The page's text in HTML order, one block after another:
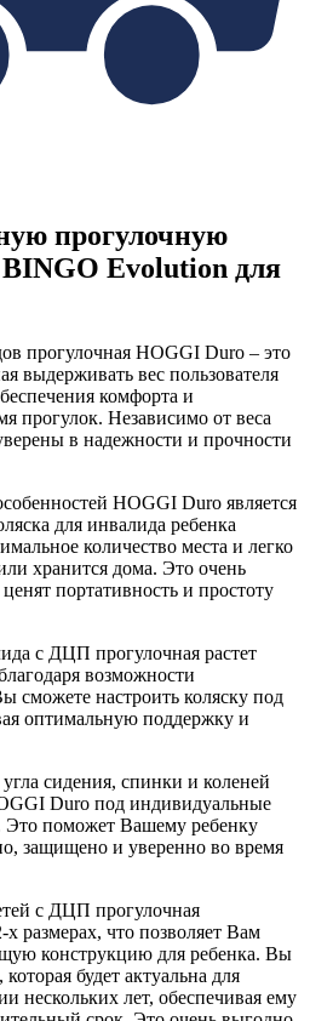
прогулочную
Evolution для
прогулочная HOGGI Duro – это
выдерживать вес пользователя
комфорта и
прогулок. Независимо от веса
в надежности и прочности
HOGGI Duro является
для инвалида ребенка
количество места и легко
хранится дома. Это очень
портативность и простоту
с ДЦП прогулочная растет
возможности
сможете настроить коляску под
оптимальную поддержку и
сидения, спинки и коленей
Duro под индивидуальные
Это поможет Вашему ребенку
защищено и уверенно во время
с ДЦП прогулочная
х размерах, что позволяет Вам
конструкцию для ребенка. Вы
будет актуальна для
нескольких лет, обеспечивая ему